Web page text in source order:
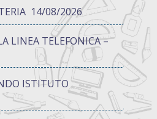
14/08/2026
LINEA TELEFONICA –
ISTITUTO